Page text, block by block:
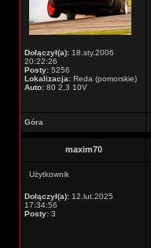
Dołączył(a): 18.sty.2006
20:22:26
Posty: 5256
Lokalizacja: Reda (pomorskie)
Auto: 80 2,3 10V
Góra
maxim70
Użytkownik
Dołączył(a): 12.lut.2025
17:34:56
Posty: 3